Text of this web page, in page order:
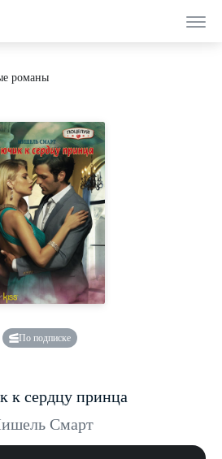
романы
По подписке
к сердцу принца
Смарт